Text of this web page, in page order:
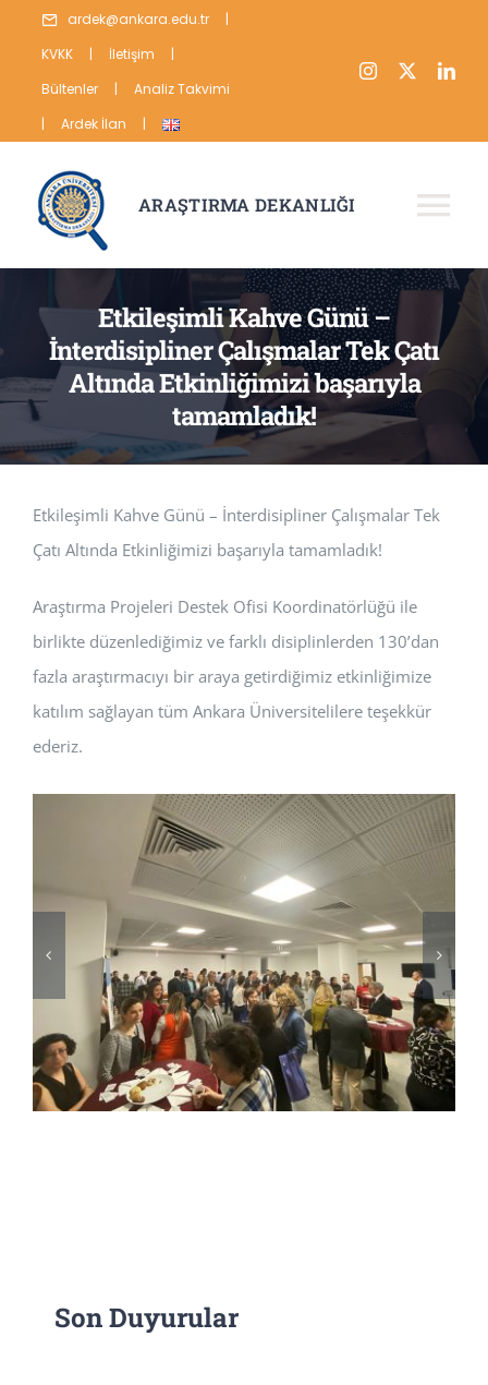
content
ardek@ankara.edu.tr
|
KVKK
| İletişim
|
Bültenler
|
Analiz Takvimi
|
Ardek İlan |
ARAŞTIRMA DEKANLIĞI
HAKKIMIZDA
ARAŞTIRMA
YAYIN
BAŞVURULAR
Etkileşimli Kahve Günü –
İnterdisipliner Çalışmalar Tek Çatı
Altında Etkinliğimizi başarıyla
tamamladık!
Etkileşimli Kahve Günü – İnterdisipliner Çalışmalar Tek
Çatı Altında Etkinliğimizi başarıyla tamamladık!
Araştırma Projeleri Destek Ofisi Koordinatörlüğü ile
birlikte düzenlediğimiz ve farklı disiplinlerden 130’dan
fazla araştırmacıyı bir araya getirdiğimiz etkinliğimize
katılım sağlayan tüm Ankara Üniversitelilere teşekkür
ederiz.
Son Duyurular